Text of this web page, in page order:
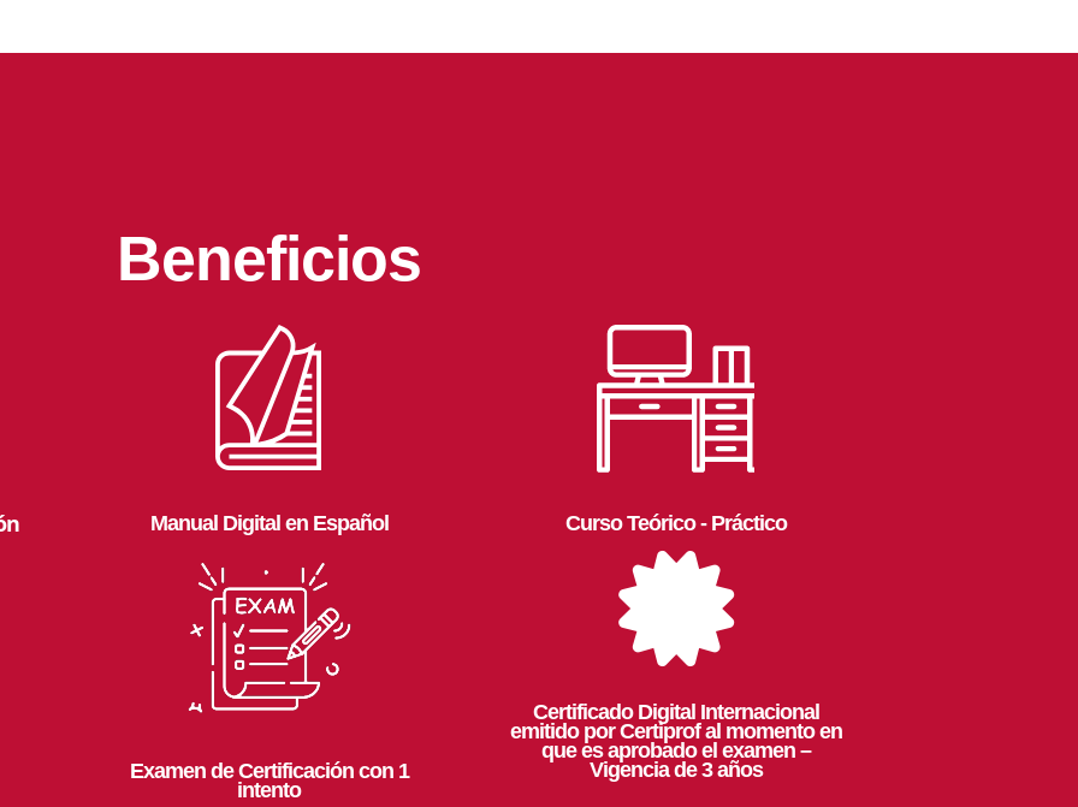
Beneficios
Manual Digital en Español Curso Teórico - Práctico
Examen de Certificación con 1
intento

Certificado Digital Internacional
emitido por Certiprof al momento en
que es aprobado el examen –
Vigencia de 3 años